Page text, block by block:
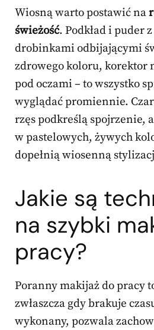
Wiosną warto postawić na
świeżość. Podkład i puder
drobinkami odbijającymi
zdrowego koloru, korektor
pod oczami – to wszystko
wyglądać promiennie.
rzęs podkreślą spojrzenie,
w pastelowych, żywych
dopełnią wiosenną
Jakie są
na szybki
pracy?
Poranny makijaż do pracy
zwłaszcza gdy brakuje
wykonany, pozwala